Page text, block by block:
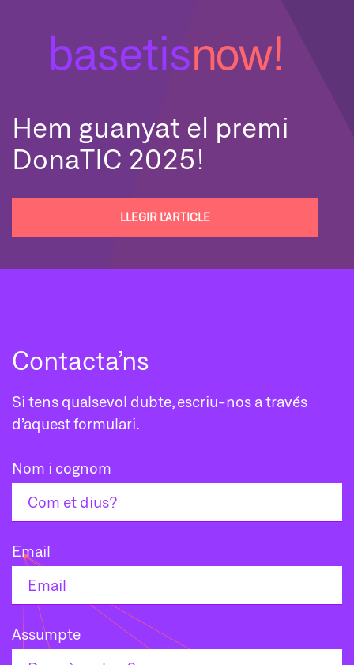
Hem guanyat el premi
DonaTIC 2025!
LLEGIR L’ARTICLE
Contacta’ns
Si tens qualsevol dubte, escriu-nos a través
d’aquest formulari.
Nom i cognom
Email
Assumpte